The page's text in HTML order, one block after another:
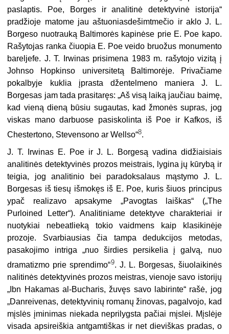
paslaptis. Poe, Borges ir analitinė detektyvinė istorija“
pradžioje matome jau aštuoniasdešimtmečio ir aklo J. L.
Borgeso nuotrauką Baltimorės kapinėse prie E. Poe kapo.
Rašytojas ranka čiuopia E. Poe veido bruožus monumento
bareljefe. J. T. Irwinas prisimena 1983 m. rašytojo vizitą į
Johnso Hopkinso universitetą Baltimorėje. Privačiame
pokalbyje kuklia įprasta džentelmeno maniera J. L.
Borgesas jam tada prasitaręs: „Aš visą laiką jaučiau baimę,
kad vieną dieną būsiu sugautas, kad žmonės supras, jog
viskas mano darbuose pasiskolinta iš Poe ir Kafkos, iš
Chestertono, Stevensono ar Wellso“8.
J. T. Irwinas E. Poe ir J. L. Borgesą vadina didžiaisiais
analitinės detektyvinės prozos meistrais, lygina jų kūrybą ir
teigia, jog analitinio bei paradoksalaus mąstymo J. L.
Borgesas iš tiesų išmokęs iš E. Poe, kuris šiuos principus
ypač realizavo apsakyme „Pavogtas laiškas“ („The
Purloined Letter“). Analitiniame detektyve charakteriai ir
nuotykiai nebeatlieką tokio vaidmens kaip klasikinėje
prozoje. Svarbiausias čia tampa dedukcijos metodas,
pasakojimo intriga „nuo širdies persikelia į galvą, nuo
dramatizmo prie sprendimo“9. J. L. Borgesas, šiuolaikinės
nalitinės detektyvinės prozos meistras, vienoje savo istorijų
„Ibn Hakamas al-Bucharis, žuvęs savo labirinte“ rašė, jog
„Danreivenas, detektyvinių romanų žinovas, pagalvojo, kad
mįslės įminimas niekada neprilygsta pačiai mįslei. Mįslėje
visada apsireiškia antgamtiškas ir net dieviškas pradas, o